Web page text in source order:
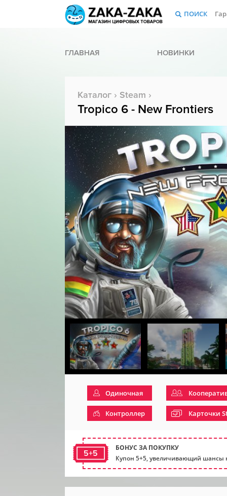
ПОИСК
ГЛАВНАЯ НОВИНКИ
Каталог › Steam ›
Tropico 6 - New Frontiers
Одиночная
Контроллер Карточки
5+5
БОНУС ЗА ПОКУПКУ
Купон 5+5, увеличивающий шансы